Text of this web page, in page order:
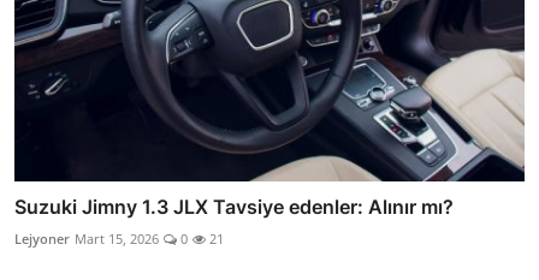
Suzuki Jimny 1.3 JLX Tavsiye edenler: Alınır mı?
Lejyoner Mart 15, 2026 0 21